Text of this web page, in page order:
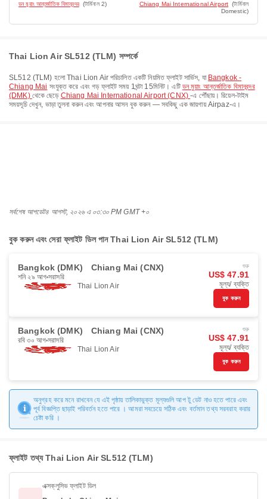
ডন মুয়াং আন্তর্জাতিক বিমানবন্দর (টার্মিনাল 2) Chiang Mai International Airport (টার্মিনাল
Domestic)
Thai Lion Air SL512 (TLM) সম্পর্কে
SL512 (TLM) হলোThai Lion Airপরিচালিত একটি নিয়মিত ফ্লাইট সার্ভিস, যা Bangkok -
Chiang Mai সংযুক্ত করে এবং গড় ফ্লাইট সময় 1ঘন্টা 15মিনিট । এটি ডন মুয়াং আন্তর্জাতিক বিমানবন্দর
(DMK) থেকে ছেড়ে Chiang Mai International Airport (CNX)-এ পৌঁছায়। রিয়েল-টাইম
সময়সূচি দেখুন, ভাড়া তুলনা করুন এবং আপনার আসন বুক করুন — সবকিছু এক জায়গায় Airpaz-এ।
সর্বশেষ আপডেট৪ আগস্ট, ২০২৬ এ ০৩:৩০ PM GMT +০
বুক করুন এবং সেরা ফ্লাইট ডিল পান Thai Lion Air SL512 (TLM)
Bangkok (DMK) Chiang Mai (CNX)
শনি ২৯ আগ সরাসরি
Thai Lion Air
শুরু
US$ 47.91
মূল্য/ ব্যক্তি
বুক করুন
Bangkok (DMK) Chiang Mai (CNX)
রবি ৩০ আগ সরাসরি
Thai Lion Air
শুরু
US$ 47.91
মূল্য/ ব্যক্তি
বুক করুন
অনুগ্রহ করে মনে রাখবেন যে এই পৃষ্ঠায় তালিকাভুক্ত মূল্যগুলি আপ টু ডেট নাও হতে পারে এবং
পূর্ব বিজ্ঞপ্তি ছাড়াই পরিবর্তন হতে পারে । আমরা সবচেয়ে সঠিক এবং বর্তমান তথ্য সরবরাহ করার
চেষ্টা করি ।
ফ্লাইট তথ্য Thai Lion Air SL512 (TLM)
এক্সক্লুসিভ ফ্লাইট ডিল